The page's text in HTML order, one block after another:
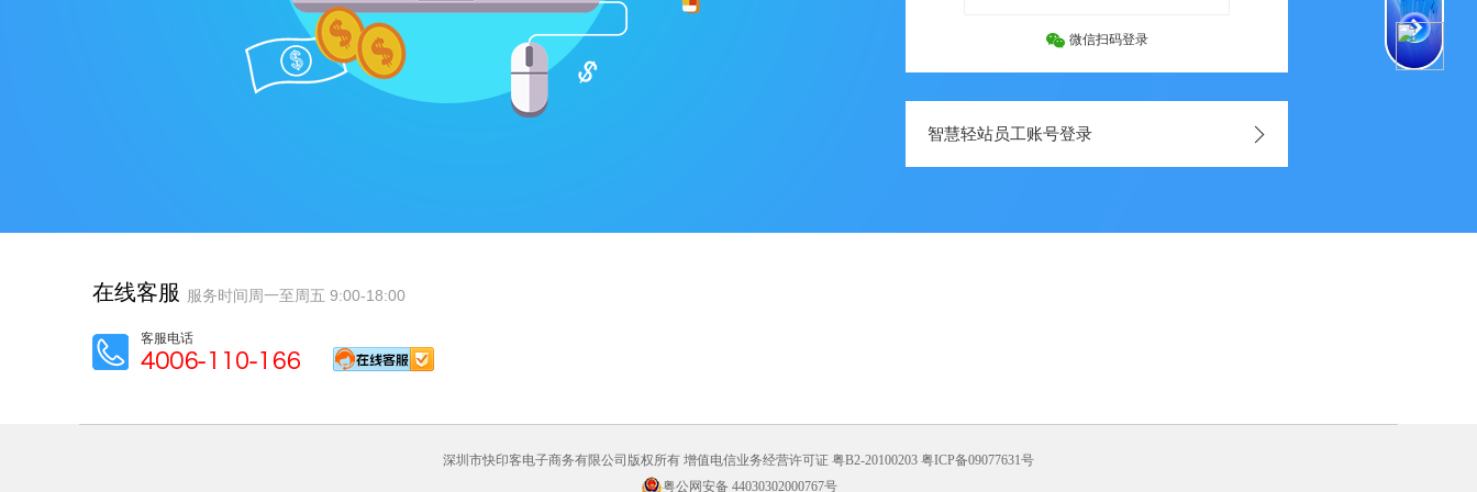
微信扫码登录
智慧轻站员工账号登录
在线客服 服务时间周一至周五 9:00-18:00
客服电话
深圳市快印客电子商务有限公司版权所有 增值电信业务经营许可证 粤B2-20100203 粤ICP备09077631号
粤公网安备 44030302000767号